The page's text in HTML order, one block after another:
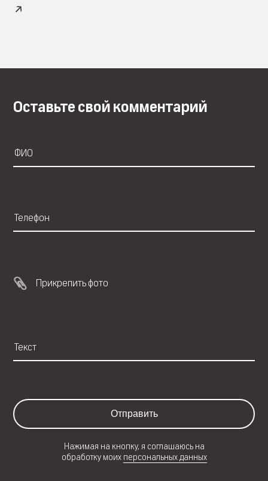
Оставьте свой комментарий
Прикрепить фото
Отправить
Нажимая на кнопку, я соглашаюсь на
обработку моих персональных данных